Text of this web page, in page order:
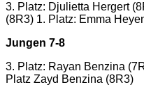
3. Platz: Djulietta Hergert
(8R3) 1. Platz: Emma
Jungen 7-8
3. Platz: Rayan Benzina
Platz Zayd Benzina (8R3)